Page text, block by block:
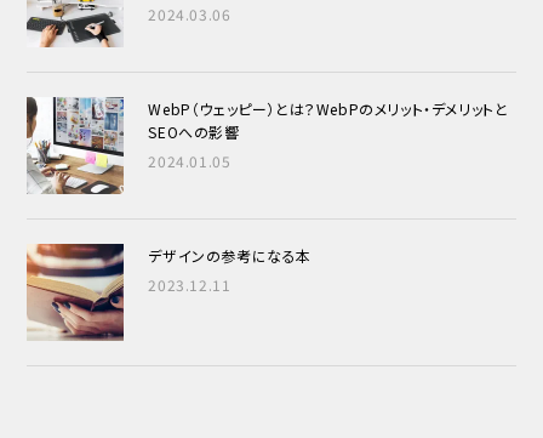
2024.03.06
WebP（ウェッピー）とは？WebPのメリット・デメリットと
SEOへの影響
2024.01.05
デザインの参考になる本
2023.12.11